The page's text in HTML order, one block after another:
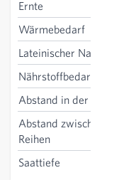
Ernte
Wärmebedarf
Lateinischer Name
Nährstoffbedarf
Abstand in der Reihe
Abstand zwischen den
Reihen
Saattiefe